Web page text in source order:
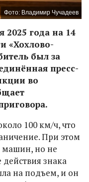
Фото: Владимир Чучадеев
2025 года на 14
«Хохлово-
был за
пресс-
во
100 км/ч, что
При этом
машин, но не
знака
на подъем, и он